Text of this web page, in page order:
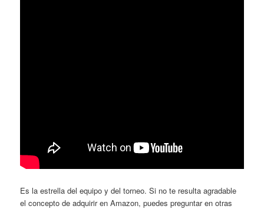
Es la estrella del equipo y del torneo. Si no te resulta agradable
el concepto de adquirir en Amazon, puedes preguntar en otras